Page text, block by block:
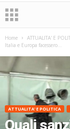
Home ATTUALITA' E
Italia e Europa facessero...
ATTUALITA' E POLITICA
Quali